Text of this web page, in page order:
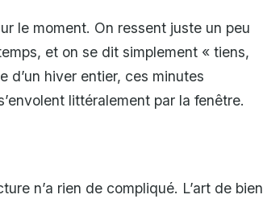
le moment. On ressent juste un peu
et on se dit simplement « tiens,
d’un hiver entier, ces minutes
littéralement par la fenêtre.
n’a rien de compliqué. L’art de bien